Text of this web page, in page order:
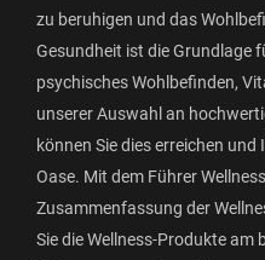
zu beruhigen und das
Gesundheit ist die Grundlage
psychisches Wohlbefinden,
unserer Auswahl an
können Sie dies erreichen
Oase. Mit dem Führer
Zusammenfassung der
Sie die Wellness-Produkte am